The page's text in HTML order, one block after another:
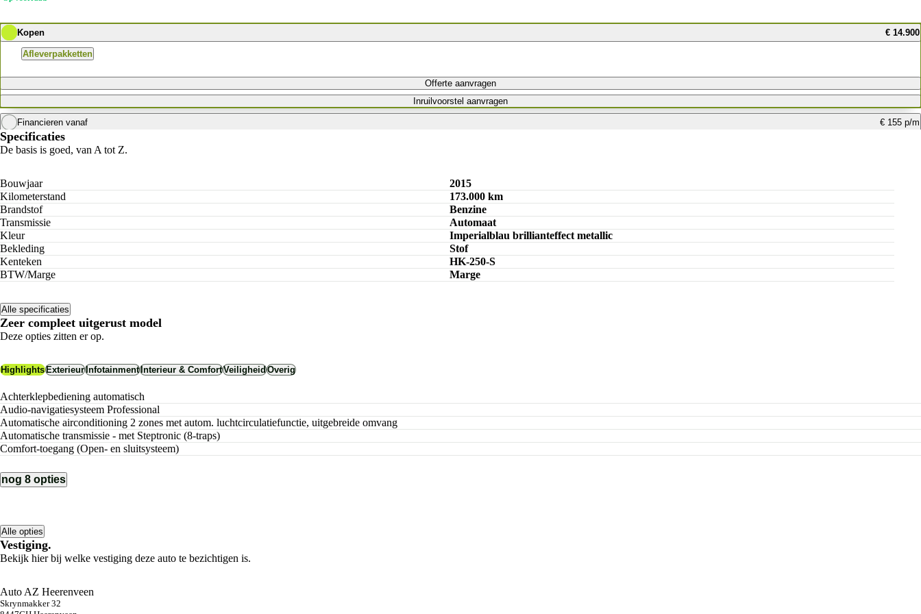
Kopen € 14.900
Afleverpakketten
Offerte aanvragen
Inruilvoorstel aanvragen
Financieren vanaf € 155 p/m
Krediettabel
Specificaties
De basis is goed, van A tot Z.
Bouwjaar
2015
Kilometerstand
173.000 km
Brandstof
Benzine
Transmissie
Automaat
Kleur
Imperialblau brillianteffect metallic
Bekleding
Stof
Kenteken
HK-250-S
BTW/Marge
Marge
Alle specificaties
Zeer compleet uitgerust model
Deze opties zitten er op.
HighlightsExterieurInfotainmentInterieur & ComfortVeiligheidOverig
Achterklepbediening automatisch
Audio-navigatiesysteem Professional
Automatische airconditioning 2 zones met autom. luchtcirculatiefunctie, uitgebreide omvang
Automatische transmissie - met Steptronic (8-traps)
Comfort-toegang (Open- en sluitsysteem)
nog 8 opties
Alle opties
Vestiging.
Bekijk hier bij welke vestiging deze auto te bezichtigen is.
Auto AZ Heerenveen
Skrynmakker 32